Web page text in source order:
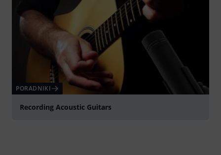
PORADNIKI
Recording Acoustic Guitars